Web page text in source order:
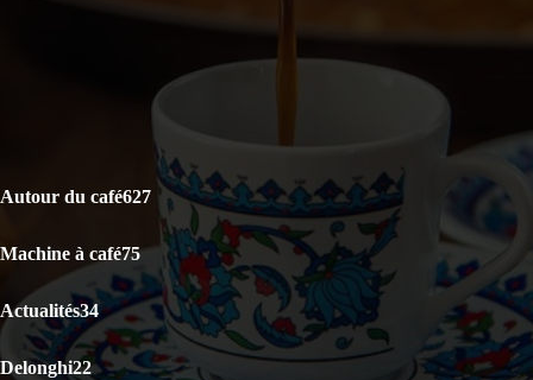
KRUPS Evidence Eco Design EA897B10 : Test Avis
CATÉGORIES POPULAIRES
Autour du café627
Machine à café75
Actualités34
Delonghi22